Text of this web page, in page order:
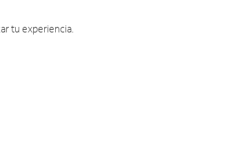
tu experiencia.